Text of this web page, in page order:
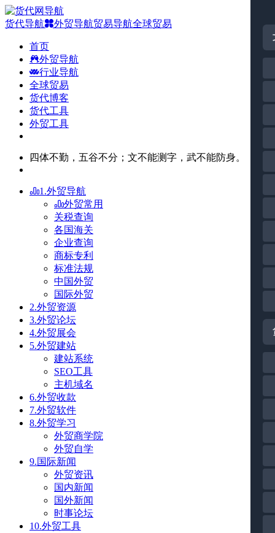
货代导航 外贸导航贸易导航全球贸易
首页
外贸导航
行业导航
全球贸易
货代博客
货代工具
外贸工具
四体不勤，五谷不分；文不能测字，武不能防身。
1.外贸导航
外贸常用
关税查询
各国海关
企业查询
商标专利
标准法规
中国外贸
国际外贸
2.外贸资源
3.外贸论坛
4.外贸展会
5.外贸建站
建站系统
SEO工具
主机域名
6.外贸收款
7.外贸软件
8.外贸学习
外贸商学院
外贸自学
9.国际新闻
外贸资讯
国内新闻
国外新闻
时事论坛
10.外贸工具